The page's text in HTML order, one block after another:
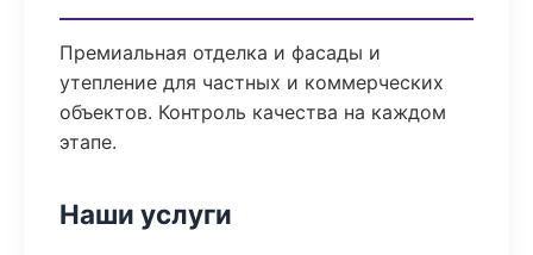
Премиальная отделка и фасады и
утепление для частных и коммерческих
объектов. Контроль качества на каждом
этапе.
Наши услуги